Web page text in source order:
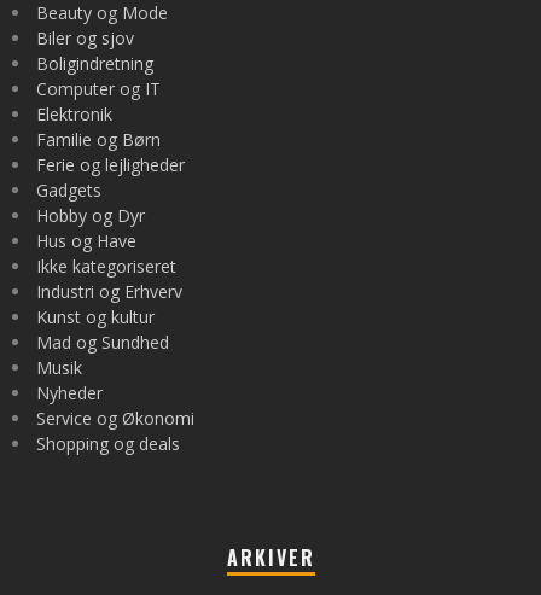
Beauty og Mode
Biler og sjov
Boligindretning
Computer og IT
Elektronik
Familie og Børn
Ferie og lejligheder
Gadgets
Hobby og Dyr
Hus og Have
Ikke kategoriseret
Industri og Erhverv
Kunst og kultur
Mad og Sundhed
Musik
Nyheder
Service og Økonomi
Shopping og deals
ARKIVER